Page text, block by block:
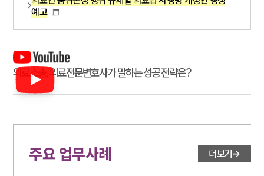
예고
의료소송, 의료전문변호사가 말하는 성공 전략은?
주요 업무사례 더보기